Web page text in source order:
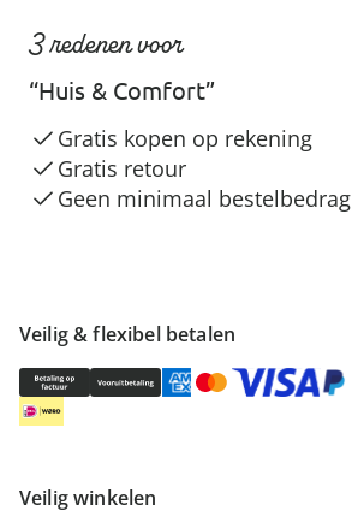
Veilig & flexibel betalen
Veilig winkelen
3 redenen voor
“Huis & Comfort”
Gratis kopen op rekening
Gratis retour
Geen minimaal bestelbedrag